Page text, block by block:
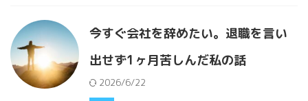
今すぐ会社を辞めたい。退職を言い
出せず1ヶ月苦しんだ私の話
2026/6/22